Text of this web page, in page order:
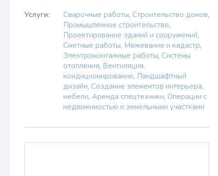
Услуги: Сварочные работы, Строительство домов,
Промышленное строительство,
Проектирование зданий и сооружений,
Сметные работы, Межевание и кадастр,
Электромонтажные работы, Системы
отопления, Вентиляция,
кондиционирование, Ландшафтный
дизайн, Создание элементов интерьера,
мебели, Аренда спецтехники, Операции с
недвижимостью и земельными участками